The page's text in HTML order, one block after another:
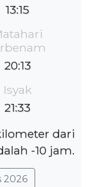
13:15
20:13
Isyak
21:33
dari
-10 jam.
2026